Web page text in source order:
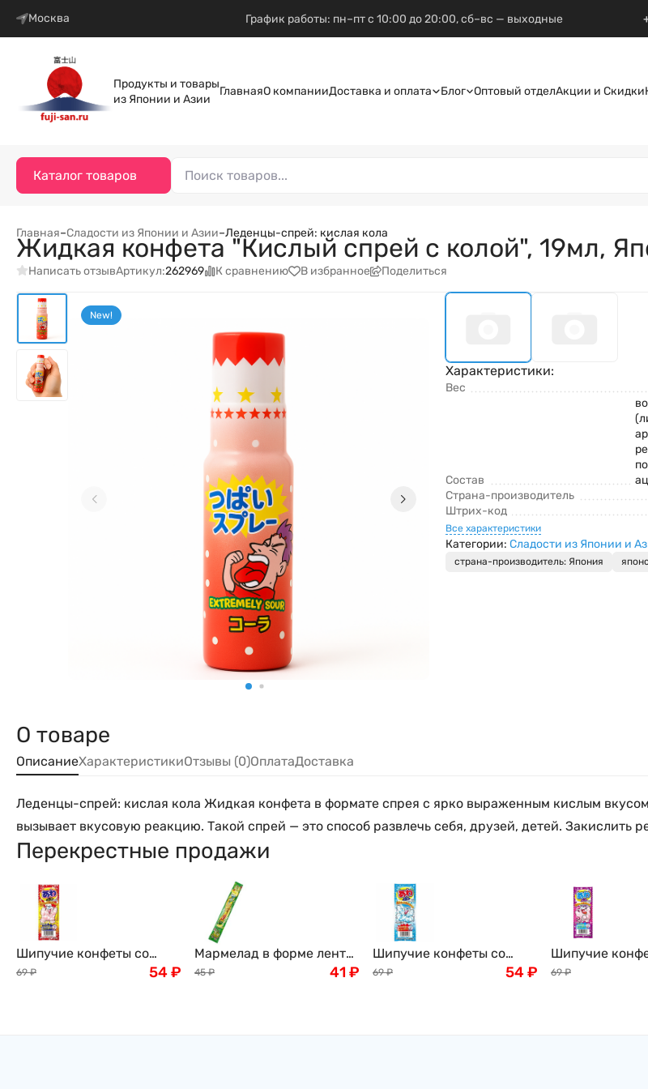
Москва График работы: пн–пт с 10:00 до 20:00, сб–вс — выходные
Продукты и товары
из Японии и Азии
ГлавнаяО компанииДоставка и оплата Блог Оптовый отделАкции и Скидки
Каталог товаров
Главная–Сладости из Японии и Азии–Леденцы-спрей: кислая кола
Жидкая конфета "Кислый спрей с колой", 19мл,
Написать отзывАртикул:262969 К сравнению В избранное Поделиться
New!
Характеристики:
Вес
Состав
Страна-производитель
Штрих-код
Все характеристики
Категории: Сладости из Японии и
страна-производитель: Япония
О товаре
ОписаниеХарактеристикиОтзывы (0)ОплатаДоставка
Леденцы-спрей: кислая кола Жидкая конфета в формате спрея с ярко выраженным кислым
вызывает вкусовую реакцию. Такой спрей — это способ развлечь себя, друзей, детей. Закислить
Перекрестные продажи
Шипучие конфеты со
вкусом колы Bubble
69 ₽ 54₽
Мармелад в форме ленты
Yaokin со вкусом яблока,
45 ₽ 41 ₽
Шипучие конфеты со
вкусом рамунэ сидр
69 ₽ 54₽
Шипучие
вкусом
69 ₽